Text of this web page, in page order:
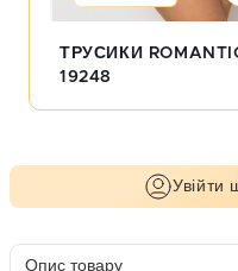
ТРУСИКИ
19248
Увійти
Опис товару